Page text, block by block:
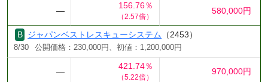
―
156.76％
（2.57倍）
580,000円
ジャパンベストレスキューシステム （2453）
8/30 公開価格：230,000円、初値：1,200,000円
―
421.74％
（5.22倍）
970,000円